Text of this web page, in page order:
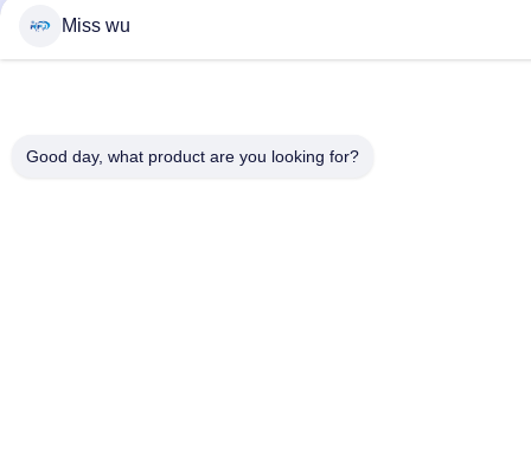
Miss wu
Good day, what product are you looking for?